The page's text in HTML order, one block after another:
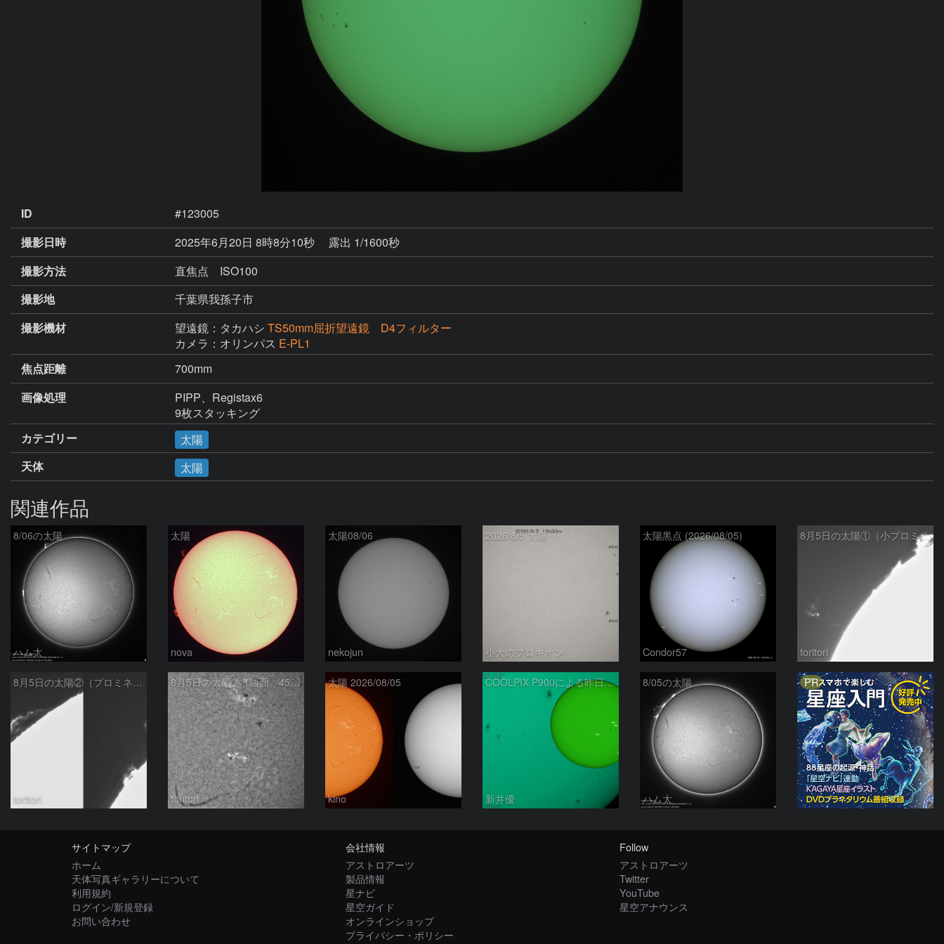
ID
#123005
撮影日時
2025年6月20日 8時8分10秒
露出 1/1600秒
撮影方法
直焦点 ISO100
撮影地
千葉県我孫子市
撮影機材
望遠鏡：タカハシ TS50mm屈折望遠鏡 D4フィルター
カメラ：オリンパス E-PL1
焦点距離
700mm
画像処理
PIPP、Registax6
9枚スタッキング
カテゴリー
太陽
天体
太陽
関連作品
8/06の太陽
ハム太
太陽
nova
太陽08/06
nekojun
2026/8/5 太陽
小犬のプロキオン
太陽黒点 (2026/08/05)
Condor57
8月5日の太陽①（小プロミネン噴出 ）
toritori
8月5日の太陽②（プロミネンス北東縁 ）
toritori
8月5日の太陽➂（西面 4502 C1.7フレア ）
toritori
太陽 2026/08/05
kino
COOLPIX P900による昨日の太陽黒点：2026/08/04
新井優
8/05の太陽
ハム太
PR
サイトマップ
ホーム
天体写真ギャラリーについて
利用規約
ログイン/新規登録
お問い合わせ
会社情報
アストロアーツ
製品情報
星ナビ
星空ガイド
オンラインショップ
プライバシー・ポリシー
Follow
アストロアーツ
Twitter
YouTube
星空アナウンス